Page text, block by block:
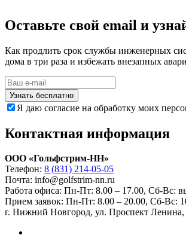
Оставьте свой email и
Как продлить срок службы инженерных
дома в три раза и избежать внезапных
Узнать бесплатно
Я даю согласие на обработку моих
Контактная информация
ООО «Гольфстрим-НН»
Телефон: 8 (831) 214-05-05
Почта: info@golfstrim-nn.ru
Работа офиса: Пн-Пт: 8.00 – 17.00, Сб-Вс:
Прием заявок: Пн-Пт: 8.00 – 20.00, Сб-Вс:
г. Нижний Новгород, ул. Проспект